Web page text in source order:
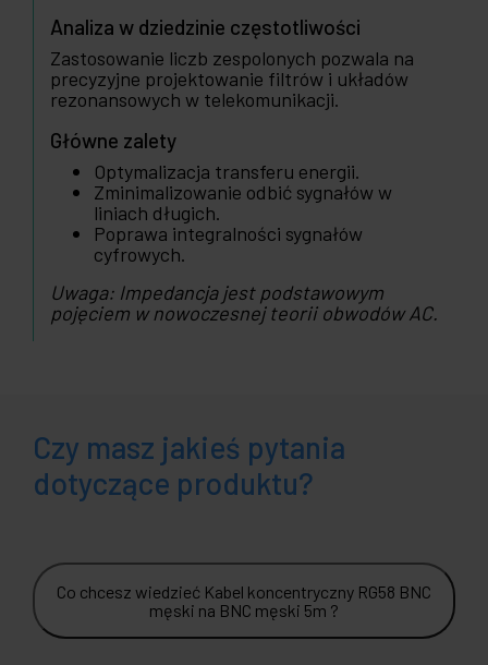
Analiza w dziedzinie częstotliwości
Zastosowanie liczb zespolonych pozwala na
precyzyjne projektowanie filtrów i układów
rezonansowych w telekomunikacji.
Główne zalety
Optymalizacja transferu energii.
Zminimalizowanie odbić sygnałów w
liniach długich.
Poprawa integralności sygnałów
cyfrowych.
Uwaga: Impedancja jest podstawowym
pojęciem w nowoczesnej teorii obwodów AC.
Czy masz jakieś pytania
dotyczące produktu?
Co chcesz wiedzieć Kabel koncentryczny RG58 BNC
męski na BNC męski 5m ?